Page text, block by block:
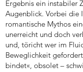
Ergebnis ein instabiler
Augenblick. Vorbei die
romantische Mythos
unerreicht und doch
und, töricht wer im
Beweglichkeit
bindet«, obsolet –